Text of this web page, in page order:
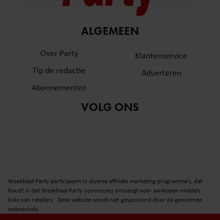
en om ons websiteverkeer te analyseren. Ook delen we
informatie over uw gebruik van onze site met onze
partners voor social media, adverteren en analyse. Deze
informatie die u aan ze heeft verstrekt of die ze hebben
gaat akkoord met onze cookies als u onze website blijft
gebruiken.
ALGEMEEN
Over Party
Tip de redactie
Abonnementen
Klantenservice
Adverteren
VOLG ONS
Weekblad Party participeert in diverse affiliate marketing programma’s, dat
houdt in dat Weekblad Party commissies ontvangt voor aankopen middels
links van retailers. Deze website wordt niet gesponsord door de genoemde
webwinkels.